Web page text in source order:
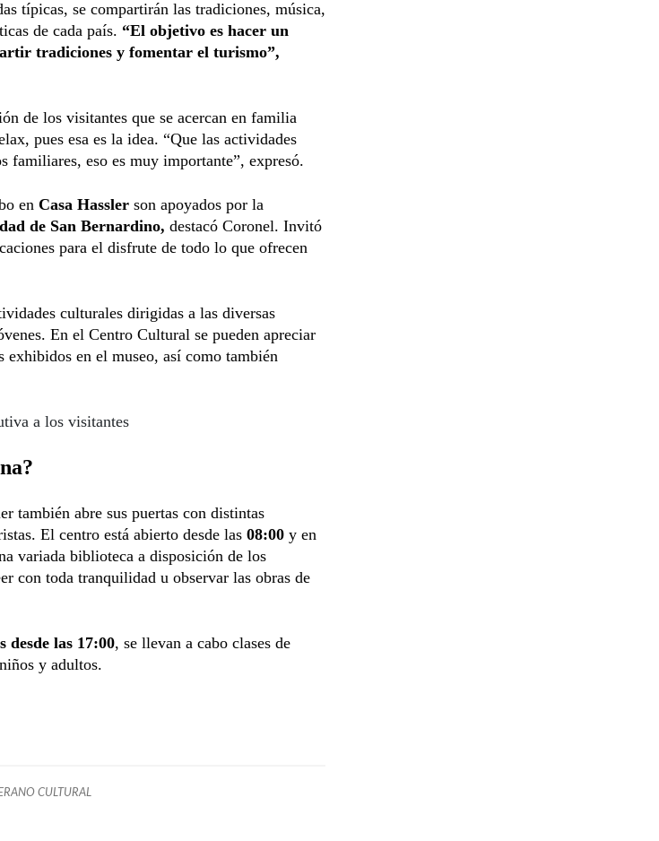
típicas, se compartirán las tradiciones, música,
de cada país. “El objetivo es hacer un
tradiciones y fomentar el turismo”,
de los visitantes que se acercan en familia
pues esa es la idea. “Que las actividades
familiares, eso es muy importante”, expresó.
en Casa Hassler son apoyados por la
de San Bernardino, destacó Coronel. Invitó
para el disfrute de todo lo que ofrecen
culturales dirigidas a las diversas
En el Centro Cultural se pueden apreciar
exhibidos en el museo, así como también
a los visitantes
también abre sus puertas con distintas
El centro está abierto desde las 08:00 y en
variada biblioteca a disposición de los
con toda tranquilidad u observar las obras de
desde las 17:00, se llevan a cabo clases de
y adultos.
CULTURAL